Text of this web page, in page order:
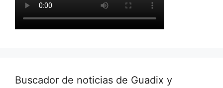
Buscador de noticias de Guadix y